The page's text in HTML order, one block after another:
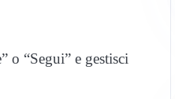
o “Segui” e gestisci